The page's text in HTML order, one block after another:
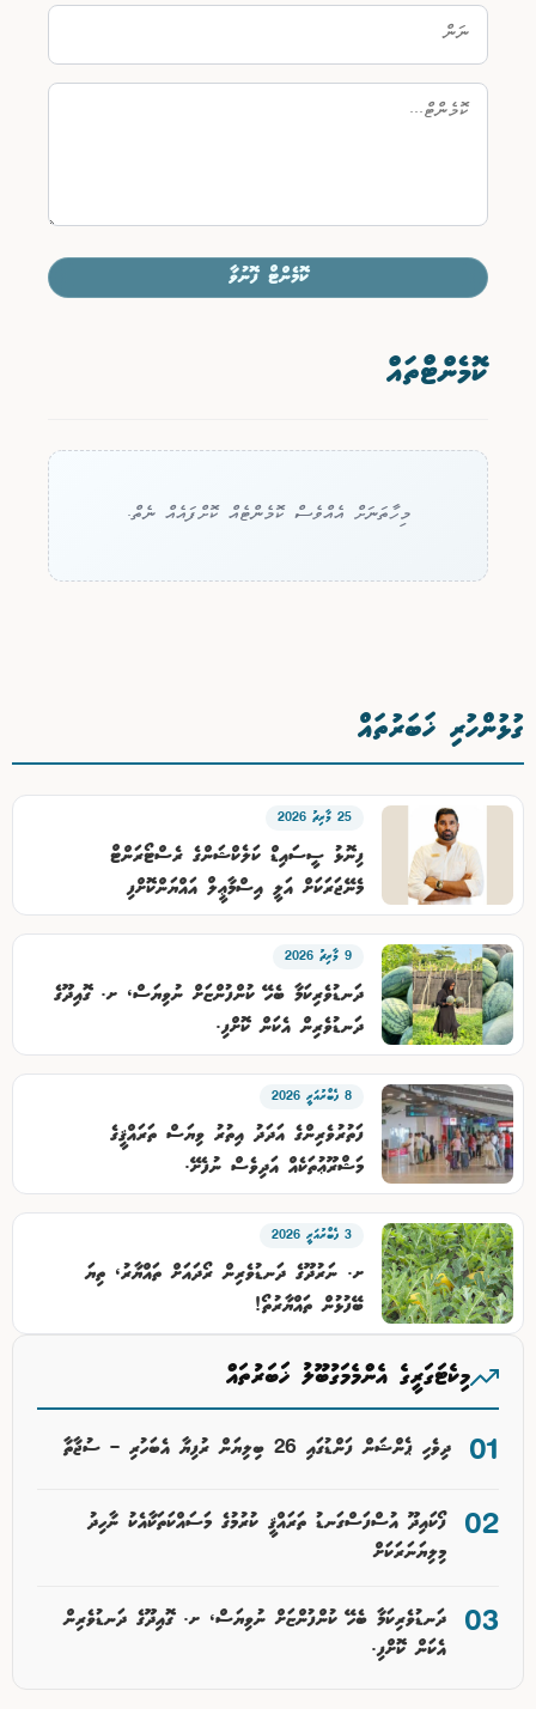
ކޮމެންޓް ފޮނުވާ
ކޮމެންޓްތައް
މިހާތަނަށް އެއްވެސް ކޮމެންޓެއް ކޮށްފައެއް ނެތް.
ގުޅުންހުރި ޚަބަރުތައް
25 މާރިޗު 2026
ފިނޮޅު ސީސައިޑް ކަލެކްޝަންގެ ރެސްޓޯރަންޓް
މެނޭޖަރަކަށް އަލީ އިސްމާޢީލް އައްޔަންކޮށްފި
9 މާރިޗު 2026
ދަނޑުވެރިކަމާ ބެހޭ ކުންފުންޏަށް ނުވިޔަސް، ށ. ގޮއިދޫގެ
ދަނޑުވެރިން އެކަން ކޮށްފި.
8 ފެބްރުއަރީ 2026
ފަތުރުވެރިންގެ އަދަދު އިތުރު ވިޔަސް ތަރައްޤީގެ
މަޝްރޫޢުތަކެއް އަދިވެސް ނުފެށޭ.
3 ފެބްރުއަރީ 2026
ށ. ނަރުދޫގެ ދަނޑުވެރިން ރޯދައަށް ތައްޔާރު، ތިޔަ
ބޭފުޅުން ތައްޔާރުތޯ!
މިކެޓަގަރީގެ އެންމެމަގުބޫލު ޚަބަރުތައް
ދިވެހި ޕެންޝަން ފަންޑުގައި 26 ބިލިޔަން ރުފިޔާ އެބަހުރި – ސުޖާތާ
ފޯކައިދޫ އުސްފަސްގަނޑު ތަރައްޤީ ކުރުމުގެ މަސައްކަތަކާއެކު ނާހިދު
މިލިޔަނަރަކަށް
ދަނޑުވެރިކަމާ ބެހޭ ކުންފުންޏަށް ނުވިޔަސް، ށ. ގޮއިދޫގެ ދަނޑުވެރިން
އެކަން ކޮށްފި.